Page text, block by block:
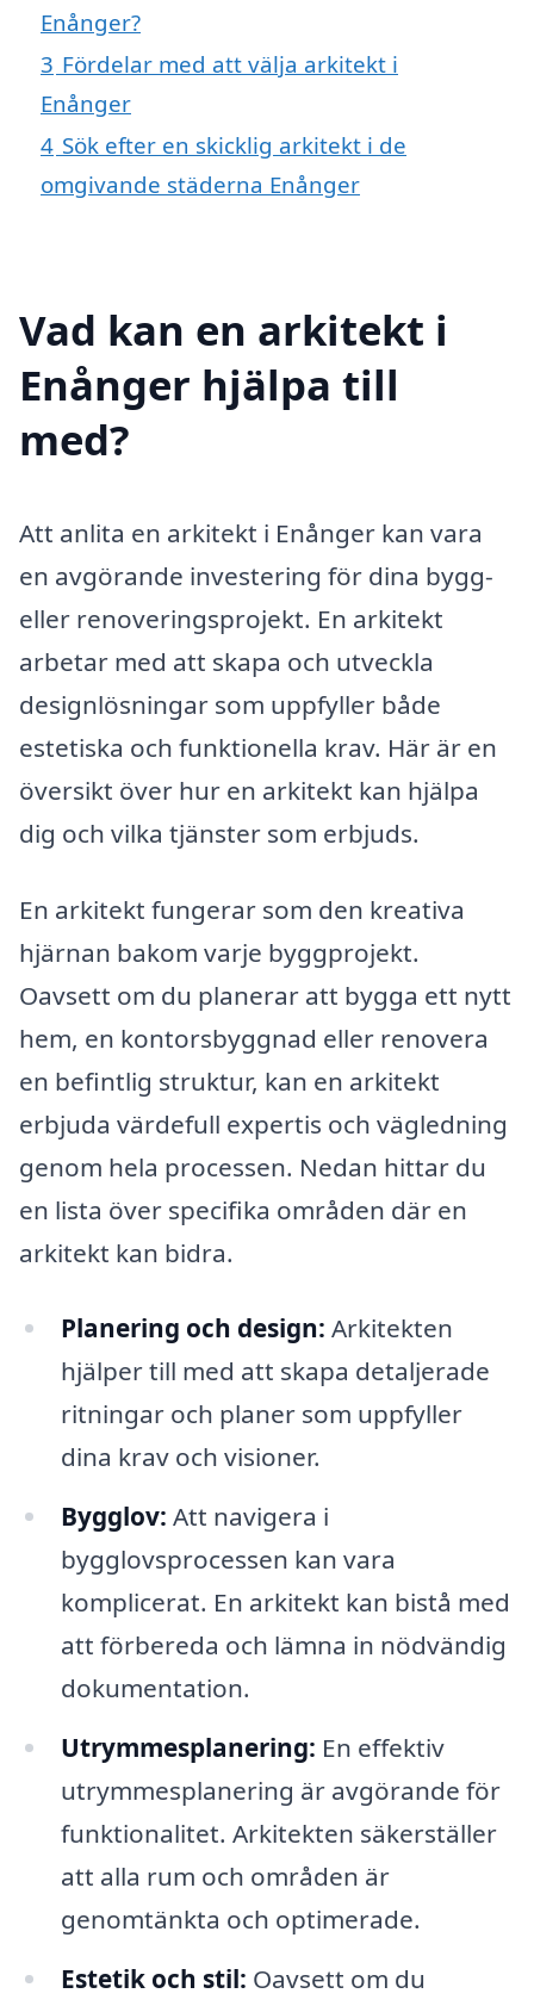
Enånger?
3 Fördelar med att välja arkitekt i
Enånger
4 Sök efter en skicklig arkitekt i de
omgivande städerna Enånger
Vad kan en arkitekt i
Enånger hjälpa till
med?
Att anlita en arkitekt i Enånger kan vara
en avgörande investering för dina bygg-
eller renoveringsprojekt. En arkitekt
arbetar med att skapa och utveckla
designlösningar som uppfyller både
estetiska och funktionella krav. Här är en
översikt över hur en arkitekt kan hjälpa
dig och vilka tjänster som erbjuds.
En arkitekt fungerar som den kreativa
hjärnan bakom varje byggprojekt.
Oavsett om du planerar att bygga ett nytt
hem, en kontorsbyggnad eller renovera
en befintlig struktur, kan en arkitekt
erbjuda värdefull expertis och vägledning
genom hela processen. Nedan hittar du
en lista över specifika områden där en
arkitekt kan bidra.
Planering och design: Arkitekten
hjälper till med att skapa detaljerade
ritningar och planer som uppfyller
dina krav och visioner.
Bygglov: Att navigera i
bygglovsprocessen kan vara
komplicerat. En arkitekt kan bistå med
att förbereda och lämna in nödvändig
dokumentation.
Utrymmesplanering: En effektiv
utrymmesplanering är avgörande för
funktionalitet. Arkitekten säkerställer
att alla rum och områden är
genomtänkta och optimerade.
Estetik och stil: Oavsett om du